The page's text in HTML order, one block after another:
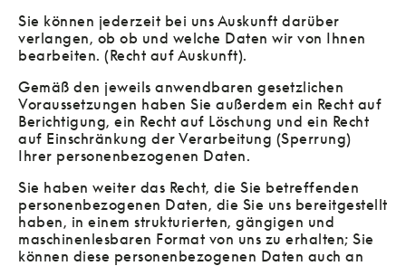
Sie können jederzeit bei uns Auskunft darüber
verlangen, ob ob und welche Daten wir von Ihnen
bearbeiten. (Recht auf Auskunft).
Gemäß den jeweils anwendbaren gesetzlichen
Voraussetzungen haben Sie außerdem ein Recht auf
Berichtigung, ein Recht auf Löschung und ein Recht
auf Einschränkung der Verarbeitung (Sperrung)
Ihrer personenbezogenen Daten.
Sie haben weiter das Recht, die Sie betreffenden
personenbezogenen Daten, die Sie uns bereitgestellt
haben, in einem strukturierten, gängigen und
maschinenlesbaren Format von uns zu erhalten; Sie
können diese personenbezogenen Daten auch an